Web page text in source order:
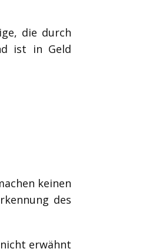
die durch
ist in Geld
keinen
des
erwähnt